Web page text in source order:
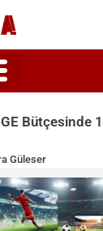
Bütçesinde
Güleser